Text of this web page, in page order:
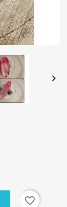

favorite_border